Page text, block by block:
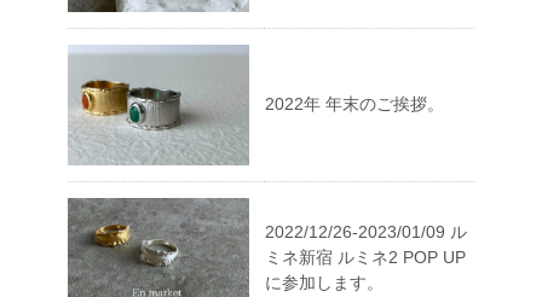
2022年 年末のご挨拶。
2022/12/26-2023/01/09 ル
ミネ新宿 ルミネ2 POP UP
に参加します。